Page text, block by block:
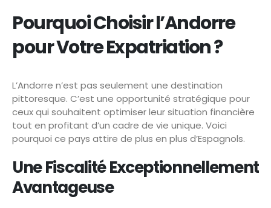
Pourquoi Choisir l’Andorre
pour Votre Expatriation ?
L’Andorre n’est pas seulement une destination
pittoresque. C’est une opportunité stratégique pour
ceux qui souhaitent optimiser leur situation financière
tout en profitant d’un cadre de vie unique. Voici
pourquoi ce pays attire de plus en plus d’Espagnols.
Une Fiscalité Exceptionnellement
Avantageuse